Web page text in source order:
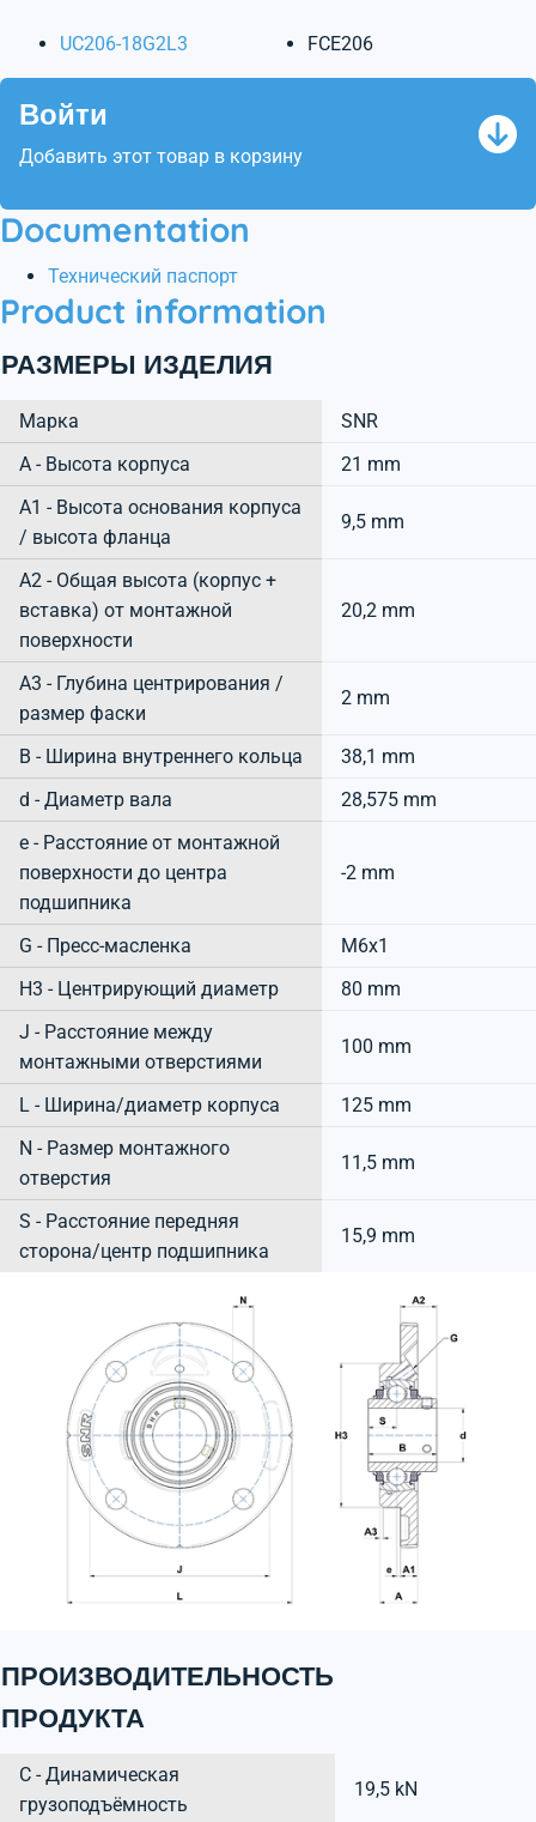
UC206-18G2L3 FCE206
Войти
Добавить этот товар в корзину
Documentation
Технический паспорт
Product information
РАЗМЕРЫ ИЗДЕЛИЯ
Марка
SNR
А - Высота корпуса
21 mm
A1 - Высота основания корпуса
/ высота фланца
9,5 mm
A2 - Общая высота (корпус +
вставка) от монтажной
поверхности
20,2 mm
A3 - Глубина центрирования /
размер фаски
2 mm
B - Ширина внутреннего кольца
38,1 mm
d - Диаметр вала
28,575 mm
e - Расстояние от монтажной
поверхности до центра
подшипника
-2 mm
G - Пресс-масленка
M6x1
H3 - Центрирующий диаметр
80 mm
J - Расстояние между
монтажными отверстиями
100 mm
L - Ширина/диаметр корпуса
125 mm
N - Размер монтажного
отверстия
11,5 mm
S - Расстояние передняя
сторона/центр подшипника
15,9 mm
ПРОИЗВОДИТЕЛЬНОСТЬ
ПРОДУКТА
C - Динамическая
грузоподъёмность
19,5 kN